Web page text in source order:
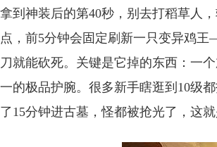
拿到神装后的第40秒，别去打稻草人
点，前5分钟会固定刷新一只变异鸡
刀就能砍死。关键是它掉的东西：一
一的极品护腕。很多新手瞎逛到10级
了15分钟进古墓，怪都被抢光了，这